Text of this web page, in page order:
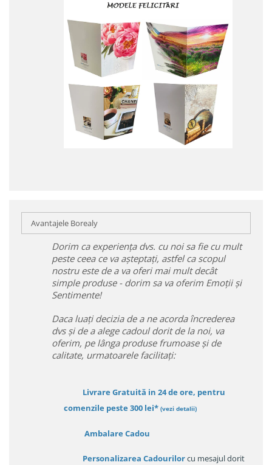
Avantajele Borealy
Dorim ca experiența dvs. cu noi sa fie cu mult
peste ceea ce va așteptați, astfel ca scopul
nostru este de a va oferi mai mult decât
simple produse - dorim sa va oferim Emoții și
Sentimente!
Daca luați decizia de a ne acorda încrederea
dvs și de a alege cadoul dorit de la noi, va
oferim, pe lânga produse frumoase și de
calitate, urmatoarele facilitați:
Livrare Gratuită in 24 de ore, pentru
comenzile peste 300 lei* (vezi detalii)
Ambalare Cadou
Personalizarea Cadourilorcu mesajul dorit